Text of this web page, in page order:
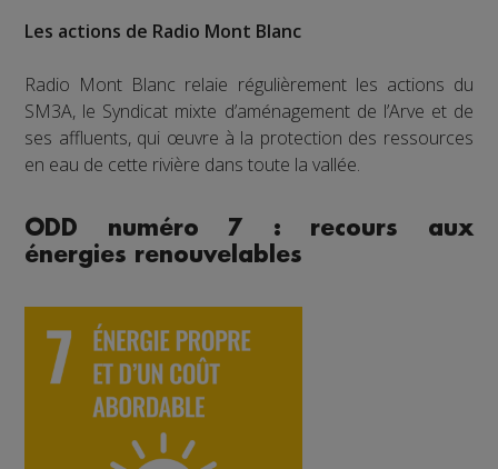
Les actions de Radio Mont Blanc
Radio Mont Blanc relaie régulièrement les actions du
SM3A, le Syndicat mixte d’aménagement de l’Arve et de
ses affluents, qui œuvre à la protection des ressources
en eau de cette rivière dans toute la vallée.
ODD numéro 7 : recours aux
énergies renouvelables